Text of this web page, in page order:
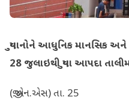
યુવાનોને આધુનિક માનસિક અને
28 જુલાઇથી યુવા આપદા
(જી.એન.એસ) તા. 25